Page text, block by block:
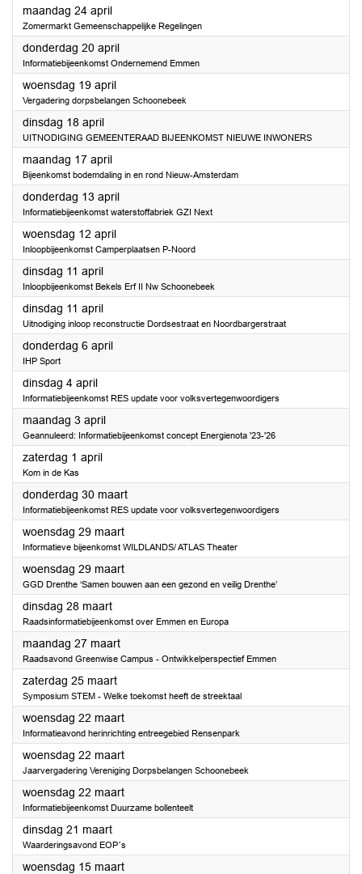
maandag 24 april2023
Zomermarkt Gemeenschappelijke Regelingen
donderdag 20 april2023
Informatiebijeenkomst Ondernemend Emmen
woensdag 19 april2023
Vergadering dorpsbelangen Schoonebeek
dinsdag 18 april2023
UITNODIGING GEMEENTERAAD BIJEENKOMST NIEUWE INWONERS
maandag 17 april2023
Bijeenkomst bodemdaling in en rond Nieuw-Amsterdam
donderdag 13 april2023
Informatiebijeenkomst waterstoffabriek GZI Next
woensdag 12 april2023
Inloopbijeenkomst Camperplaatsen P-Noord
dinsdag 11 april2023
Inloopbijeenkomst Bekels Erf II Nw Schoonebeek
dinsdag 11 april2023
Uitnodiging inloop reconstructie Dordsestraat en Noordbargerstraat
donderdag 6 april2023
IHP Sport
dinsdag 4 april2023
Informatiebijeenkomst RES update voor volksvertegenwoordigers
maandag 3 april2023
Geannuleerd: Informatiebijeenkomst concept Energienota '23-'26
zaterdag 1 april2023
Kom in de Kas
donderdag 30 maart2023
Informatiebijeenkomst RES update voor volksvertegenwoordigers
woensdag 29 maart2023
Informatieve bijeenkomst WILDLANDS/ ATLAS Theater
woensdag 29 maart2023
GGD Drenthe ‘Samen bouwen aan een gezond en veilig Drenthe’
dinsdag 28 maart2023
Raadsinformatiebijeenkomst over Emmen en Europa
maandag 27 maart2023
Raadsavond Greenwise Campus - Ontwikkelperspectief Emmen
zaterdag 25 maart2023
Symposium STEM - Welke toekomst heeft de streektaal
woensdag 22 maart2023
Informatieavond herinrichting entreegebied Rensenpark
woensdag 22 maart2023
Jaarvergadering Vereniging Dorpsbelangen Schoonebeek
woensdag 22 maart2023
Informatiebijeenkomst Duurzame bollenteelt
dinsdag 21 maart2023
Waarderingsavond EOP´s
woensdag 15 maart2023